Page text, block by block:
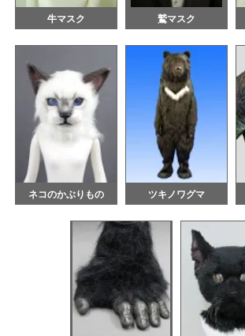
牛マスク 鷲マスク
ネコのかぶりもの ツキノワグマ